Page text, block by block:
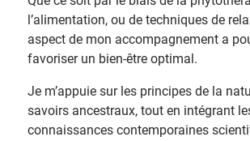
l’alimentation, ou de techniques de
aspect de mon accompagnement a
favoriser un bien-être optimal.
Je m’appuie sur les principes de la
savoirs ancestraux, tout en intégrant
connaissances contemporaines